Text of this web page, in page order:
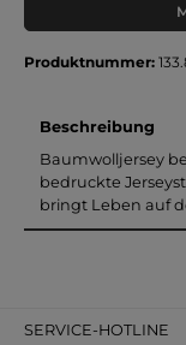
Produktnummer:
Beschreibung
Baumwolljersey
bedruckte
bringt Leben auf
SERVICE-HOTLINE